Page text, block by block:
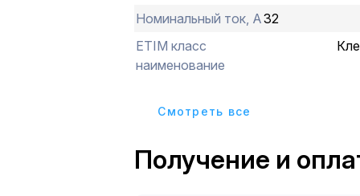
Номинальный ток, А32
ETIM класс
наименование
Cмотреть все
Получение и